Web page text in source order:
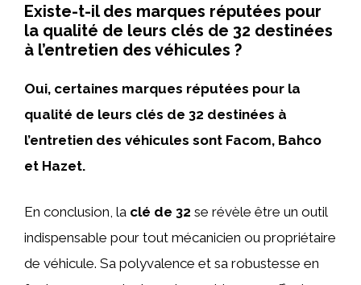
Existe-t-il des marques réputées pour
la qualité de leurs clés de 32 destinées
à l’entretien des véhicules ?
Oui, certaines marques réputées pour la
qualité de leurs clés de 32 destinées à
l’entretien des véhicules sont Facom, Bahco
et Hazet.
En conclusion, la clé de 32 se révèle être un outil
indispensable pour tout mécanicien ou propriétaire
de véhicule. Sa polyvalence et sa robustesse en